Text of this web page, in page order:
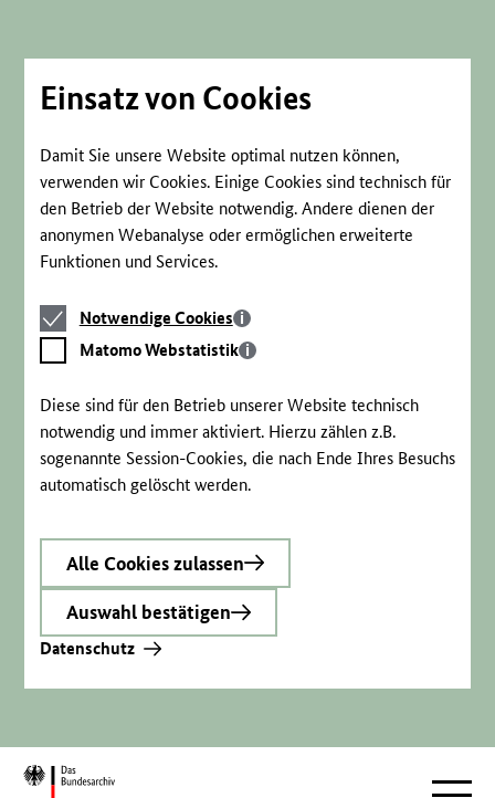
Einsatz von Cookies
Damit Sie unsere Website optimal nutzen können,
verwenden wir Cookies. Einige Cookies sind technisch für
den Betrieb der Website notwendig. Andere dienen der
anonymen Webanalyse oder ermöglichen erweiterte
Funktionen und Services.
Notwendige
Cookies
Notwendige Cookies
Matomo
Webstatistik
Matomo Webstatistik
Diese sind für den Betrieb unserer Website technisch
notwendig und immer aktiviert. Hierzu zählen z.B.
sogenannte Session-Cookies, die nach Ende Ihres Besuchs
automatisch gelöscht werden.
Alle Cookies zulassen
Auswahl bestätigen
Datenschutz
Zur